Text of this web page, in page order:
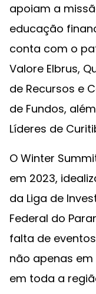
apoiam a
educação
conta com o
Valore Elbrus,
de Recursos e
de Fundos,
Líderes de
O Winter
em 2023,
da Liga de
Federal do
falta de
não apenas
em toda a